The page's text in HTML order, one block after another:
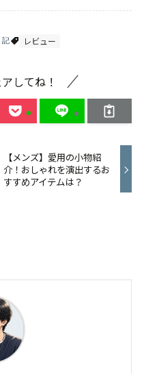
【メンズ】愛用の小物紹
すすめアイテムは？
テリア・仕事・健康
のは、実際に自分で
"——良い点も悪い点
テーマは「人生を豊
を運営、YouTube
中です。